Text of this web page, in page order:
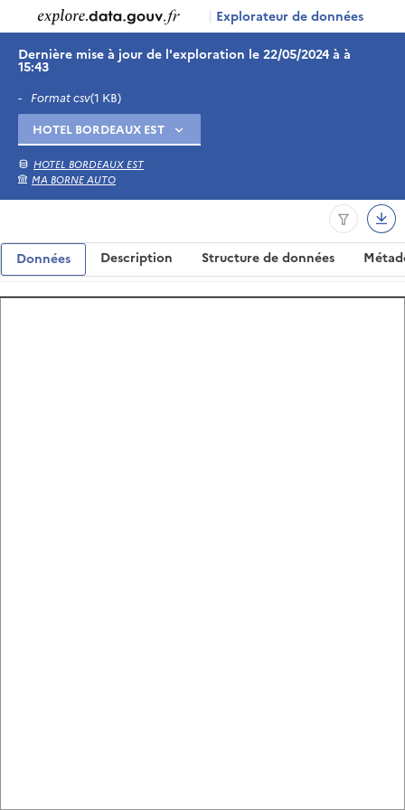
| Explorateur de données
Dernière mise à jour de l'exploration le 22/05/2024 à à
15:43
- Format csv(1 KB)
HOTEL BORDEAUX EST
MA BORNE AUTO
Données Description Structure de données